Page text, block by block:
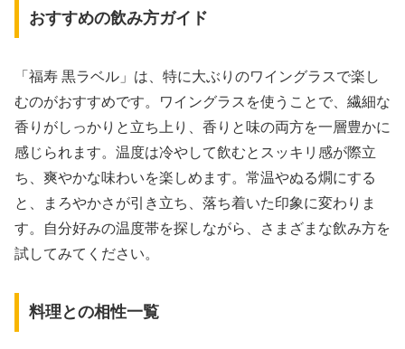
おすすめの飲み方ガイド
「福寿 黒ラベル」は、特に大ぶりのワイングラスで楽し
むのがおすすめです。ワイングラスを使うことで、繊細な
香りがしっかりと立ち上り、香りと味の両方を一層豊かに
感じられます。温度は冷やして飲むとスッキリ感が際立
ち、爽やかな味わいを楽しめます。常温やぬる燗にする
と、まろやかさが引き立ち、落ち着いた印象に変わりま
す。自分好みの温度帯を探しながら、さまざまな飲み方を
試してみてください。
料理との相性一覧